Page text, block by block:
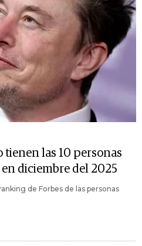
tienen las 10 personas
diciembre del 2025
de Forbes de las personas